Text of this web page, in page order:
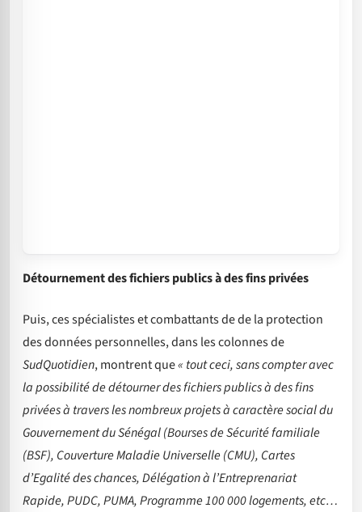
Détournement des fichiers publics à des fins privées
Puis, ces spécialistes et combattants de de la protection
des données personnelles, dans les colonnes de
SudQuotidien, montrent que« tout ceci, sans compter avec
la possibilité de détourner des fichiers publics à des fins
privées à travers les nombreux projets à caractère social du
Gouvernement du Sénégal (Bourses de Sécurité familiale
(BSF), Couverture Maladie Universelle (CMU), Cartes
d’Egalité des chances, Délégation à l’Entreprenariat
Rapide, PUDC, PUMA, Programme 100 000 logements, etc…